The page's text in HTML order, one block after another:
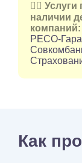
👉🏻
наличии
компаний:
РЕСО-
Как